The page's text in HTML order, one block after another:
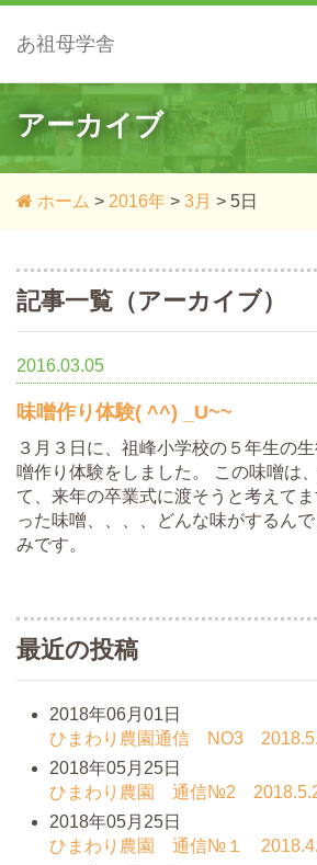
あ祖母学舎
アーカイブ
ホーム > 2016年 > 3月 > 5日
記事一覧（アーカイブ）
2016.03.05
味噌作り体験( ^^) _U~~
３月３日に、祖峰小学校の５年生の
噌作り体験をしました。 この味噌は
て、来年の卒業式に渡そうと考えて
った味噌、、、、どんな味がするん
みです。
最近の投稿
2018年06月01日
ひまわり農園通信 NO3
2018年05月25日
ひまわり農園 通信№2
2018年05月25日
ひまわり農園 通信№１